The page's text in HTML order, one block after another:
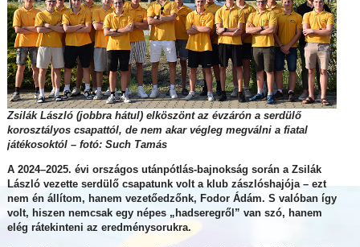
Zsilák László (jobbra hátul) elköszönt az évzárón a serdülő
korosztályos csapattól, de nem akar végleg megválni a fiatal
játékosoktól – fotó: Such Tamás
A 2024–2025. évi országos utánpótlás-bajnokság során a Zsilák
László vezette serdülő csapatunk volt a klub zászlóshajója – ezt
nem én állítom, hanem vezetőedzőnk, Fodor Ádám. S valóban így
volt, hiszen nemcsak egy népes „hadseregről” van szó, hanem
elég rátekinteni az eredménysorukra.